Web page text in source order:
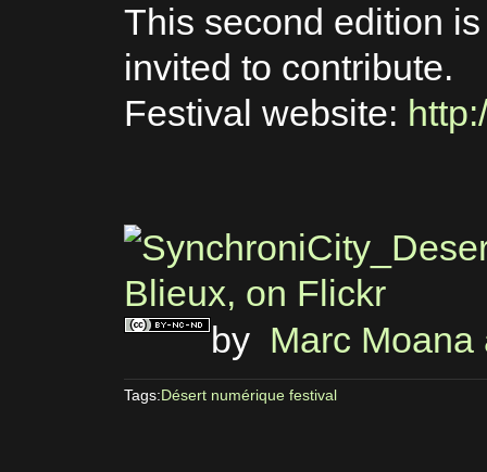
This second edition
invited to contribute.
Festival website:
by Marc
Tags:Désert numérique festival